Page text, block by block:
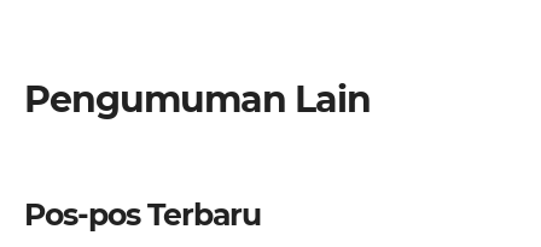
Pengumuman Lain
Pos-pos Terbaru